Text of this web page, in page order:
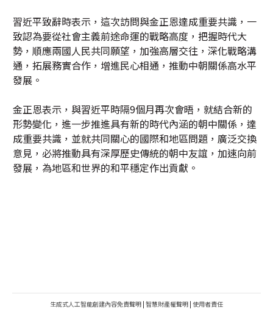
習近平致辭時表示，這次訪問與金正恩達成重要共識，一
致認為要從社會主義前途命運的戰略高度，把握時代大
勢，順應兩國人民共同願望，加強高層交往，深化戰略溝
通，拓展務實合作，增進民心相通，推動中朝關係高水平
發展。
金正恩表示，與習近平時隔9個月再次會晤，就結合新的
形勢變化，進一步推進具有新的時代內涵的朝中關係，達
成重要共識，並就共同關心的國際和地區問題，廣泛交換
意見，必將推動具有深厚歷史傳統的朝中友誼，加速向前
發展，為地區和世界的和平穩定作出貢獻。
生成式人工智能創建內容免責聲明 | 智慧財產權聲明 | 使用者責任